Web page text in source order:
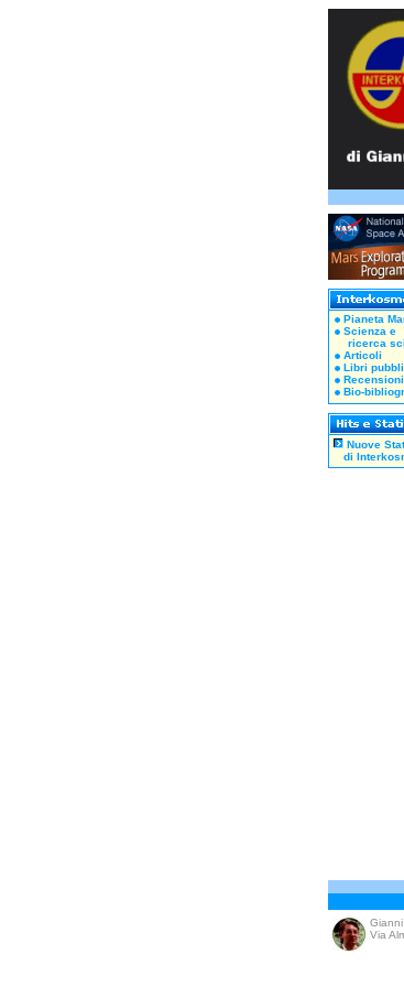
Pianeta
Scienza e
ricerca
Articoli
Libri
Recensioni
Bio-
Nuove
di
Via